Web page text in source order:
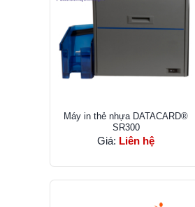
Máy in thẻ nhựa DATACARD®
SR300
Giá: Liên hệ